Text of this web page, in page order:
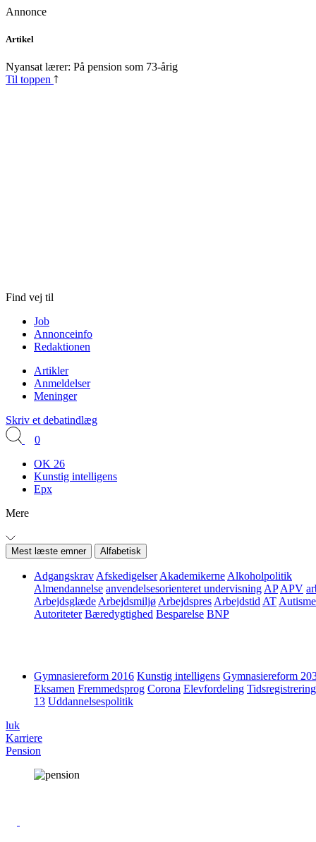
Annonce
Skip
content
Artikel
Nyansat lærer: På pension som 73-årig
Til toppen
Find vej til
Job
Annonceinfo
Redaktionen
Artikler
Anmeldelser
Meninger
Skriv et debatindlæg
0
OK 26
Kunstig intelligens
Epx
Mere
Mest læste emner Alfabetisk
Adgangskrav Afskedigelser Akademikerne Alkoholpolitik
Almendannelse anvendelsesorienteret undervisning AP APV
Arbejdsglæde Arbejdsmiljø Arbejdspres Arbejdstid AT Autisme
Autoriteter Bæredygtighed Besparelse BNP
Gymnasiereform 2016 Kunstig intelligens Gymnasiereform
Eksamen Fremmedsprog Corona Elevfordeling Tidsregistrering
13 Uddannelsespolitik
luk
Karriere
Pension